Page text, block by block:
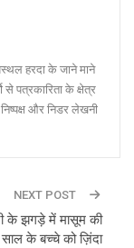
हरदा के जाने माने
पत्रकारिता के क्षेत्र
और निडर लेखनी
NEXT POST
के झगड़े में मासूम की
साल के बच्चे को ज़िंदा